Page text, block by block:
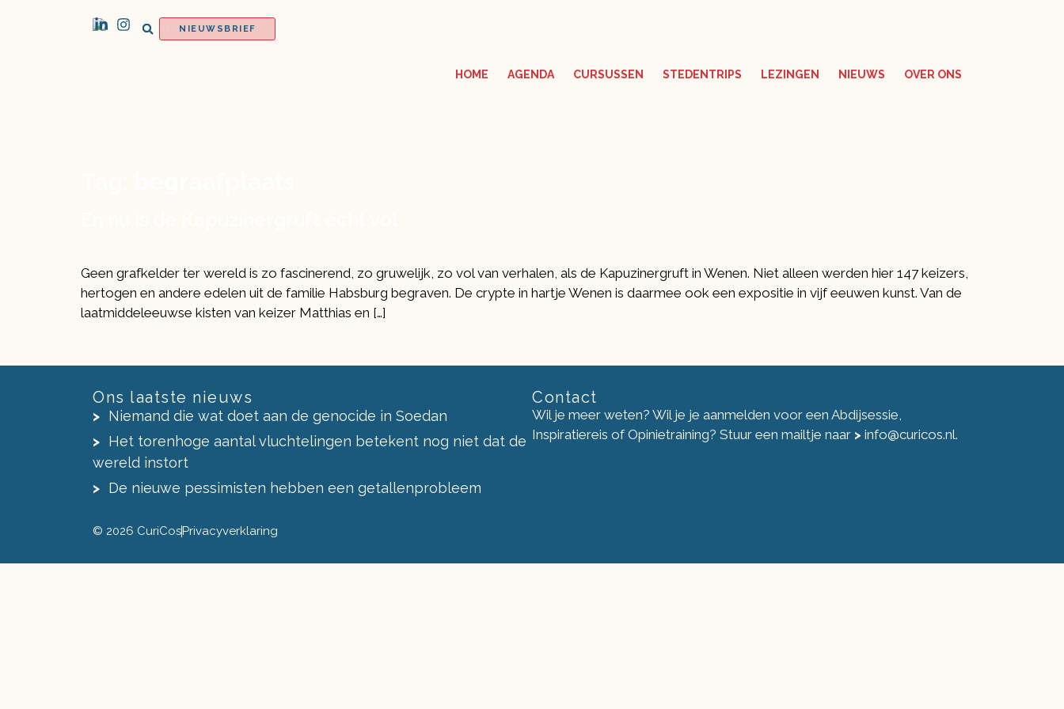
NIEUWSBRIEF
HOME AGENDA CURSUSSEN STEDENTRIPS LEZINGEN NIEUWS OVER ONS
Geen grafkelder ter wereld is zo fascinerend, zo gruwelijk, zo vol van verhalen, als de Kapuzinergruft in Wenen. Niet alleen werden hier 147 keizers,
hertogen en andere edelen uit de familie Habsburg begraven. De crypte in hartje Wenen is daarmee ook een expositie in vijf eeuwen kunst. Van de
laatmiddeleeuwse kisten van keizer Matthias en […]
Ons laatste nieuws
Niemand die wat doet aan de genocide in Soedan
Het torenhoge aantal vluchtelingen betekent nog niet dat de
wereld instort
De nieuwe pessimisten hebben een getallenprobleem
Contact
Wil je meer weten? Wil je je aanmelden voor een Abdijsessie,
Inspiratiereis of Opinietraining? Stuur een mailtje naar > info@curicos.nl.
© 2026 CuriCosPrivacyverklaring